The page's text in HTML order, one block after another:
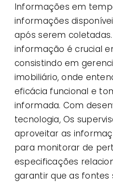
Informações em
informações
após serem
informação é crucial
consistindo em
imobiliário, onde
eficácia funcional e
informada. Com
tecnologia, Os
aproveitar as
para monitorar de
especificações
garantir que as fontes